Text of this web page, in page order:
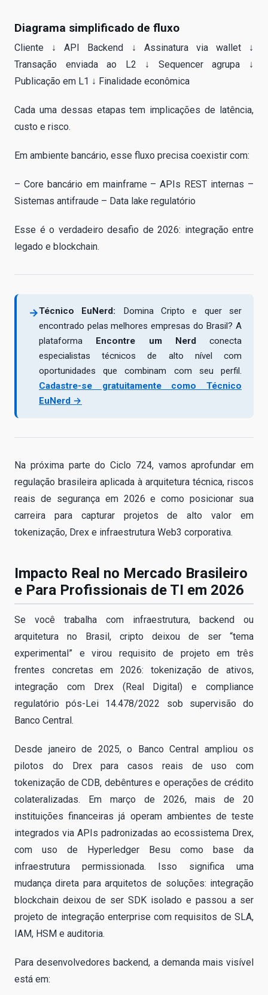
Diagrama simplificado de fluxo
Cliente ↓ API Backend ↓ Assinatura via wallet ↓
Transação enviada ao L2 ↓ Sequencer agrupa ↓
Publicação em L1 ↓ Finalidade econômica
Cada uma dessas etapas tem implicações de latência,
custo e risco.
Em ambiente bancário, esse fluxo precisa coexistir com:
– Core bancário em mainframe – APIs REST internas –
Sistemas antifraude – Data lake regulatório
Esse é o verdadeiro desafio de 2026: integração entre
legado e blockchain.
→Técnico EuNerd: Domina Cripto e quer ser
encontrado pelas melhores empresas do Brasil? A
plataforma Encontre um Nerdconecta
especialistas técnicos de alto nível com
oportunidades que combinam com seu perfil.
Cadastre-se gratuitamente como Técnico
EuNerd →
Na próxima parte do Ciclo 724, vamos aprofundar em
regulação brasileira aplicada à arquitetura técnica, riscos
reais de segurança em 2026 e como posicionar sua
carreira para capturar projetos de alto valor em
tokenização, Drex e infraestrutura Web3 corporativa.
Impacto Real no Mercado Brasileiro
e Para Profissionais de TI em 2026
Se você trabalha com infraestrutura, backend ou
arquitetura no Brasil, cripto deixou de ser “tema
experimental” e virou requisito de projeto em três
frentes concretas em 2026: tokenização de ativos,
integração com Drex (Real Digital) e compliance
regulatório pós-Lei 14.478/2022 sob supervisão do
Banco Central.
Desde janeiro de 2025, o Banco Central ampliou os
pilotos do Drex para casos reais de uso com
tokenização de CDB, debêntures e operações de crédito
colateralizadas. Em março de 2026, mais de 20
instituições financeiras já operam ambientes de teste
integrados via APIs padronizadas ao ecossistema Drex,
com uso de Hyperledger Besu como base da
infraestrutura permissionada. Isso significa uma
mudança direta para arquitetos de soluções: integração
blockchain deixou de ser SDK isolado e passou a ser
projeto de integração enterprise com requisitos de SLA,
IAM, HSM e auditoria.
Para desenvolvedores backend, a demanda mais visível
está em: